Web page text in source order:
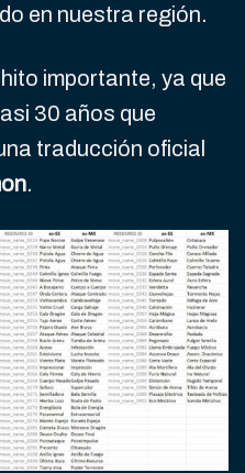
en nuestra región.
importante, ya que
30 años que
traducción oficial
.